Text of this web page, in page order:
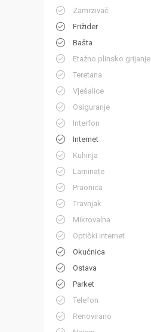
Zamrzivač
Frižider
Bašta
Etažno plinsko grijanje
Teretana
Vješalice
Osiguranje
Interfon
Internet
Kuhinja
Laminate
Praonica
Travnjak
Mikrovalna
Optički internet
Okućnica
Ostava
Parket
Telefon
Renovirano